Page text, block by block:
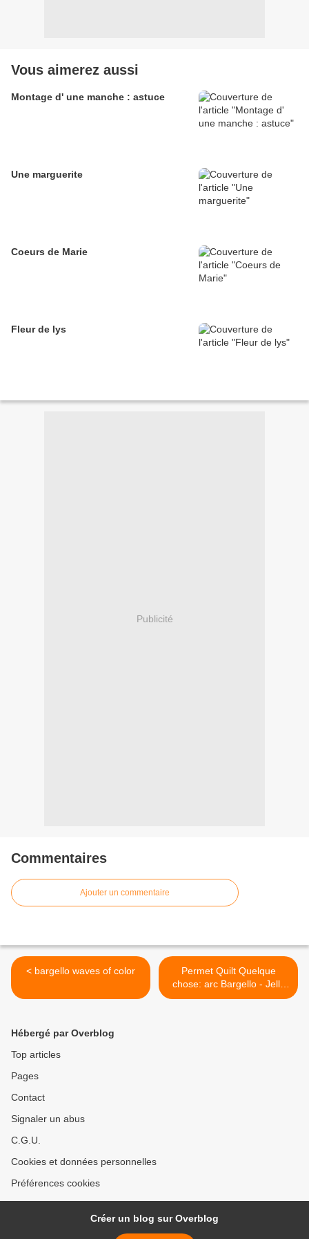
Vous aimerez aussi
Montage d' une manche : astuce
Une marguerite
Coeurs de Marie
Fleur de lys
Publicité
Commentaires
Ajouter un commentaire
< bargello waves of color
Permet Quilt Quelque
chose: arc Bargello - Jelly
Roll Up Classique Kona
Hébergé par Overblog
Top articles
Pages
Contact
Signaler un abus
C.G.U.
Cookies et données personnelles
Préférences cookies
Créer un blog sur Overblog